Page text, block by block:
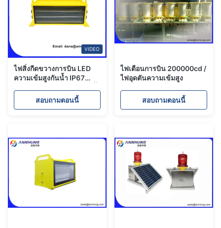
VIDEO
ไฟสิ่งกีดขวางการบิน LED
ความเข้มสูงกันน้ำ IP67
3-7 องศา และความเข้มแสง
≥200,000cd สำหรับการทำ
สอบถามตอนนี้
ไฟเตือนการบิน 200000cd /
ไฟอุดตันความเข้มสูง
สอบถามตอนนี้